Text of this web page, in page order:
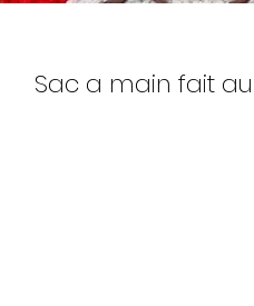
Sac a main fait